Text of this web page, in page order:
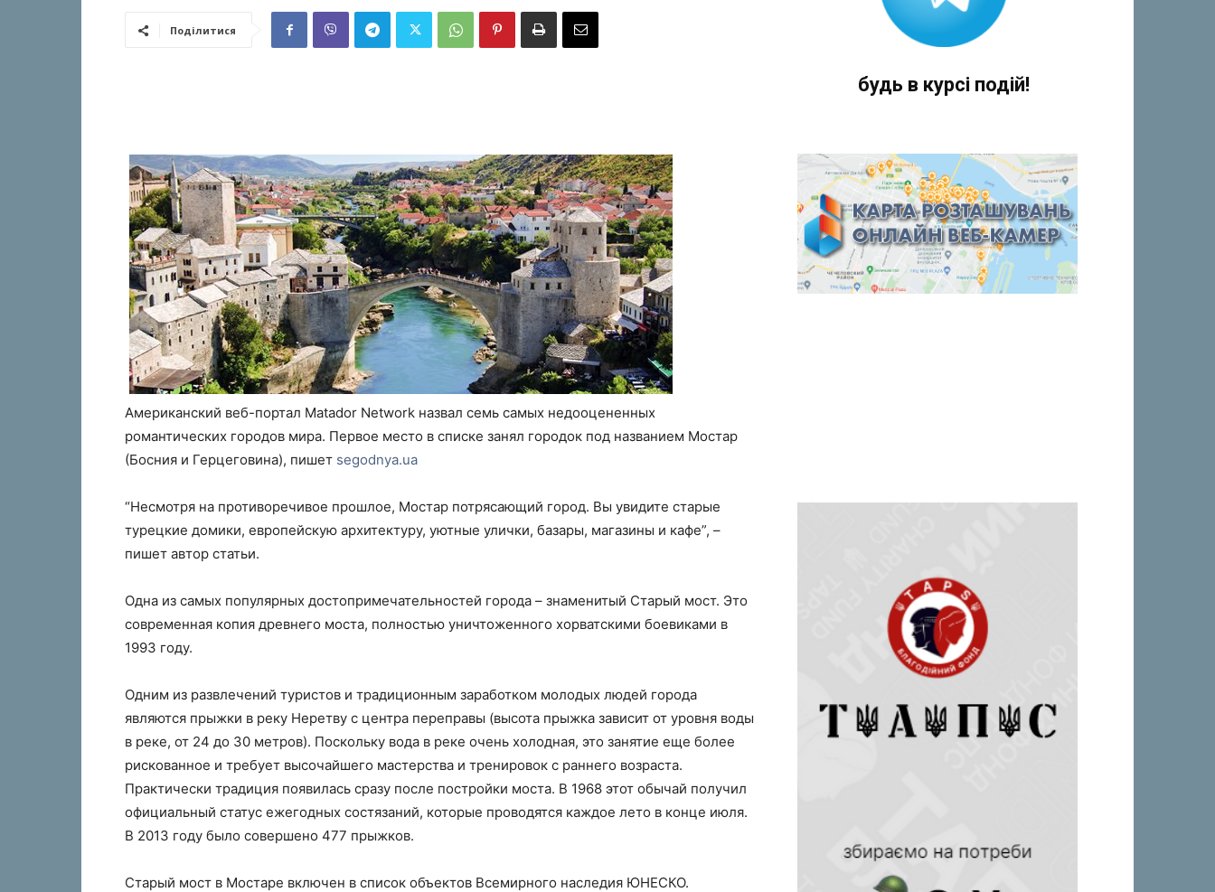
Поділитися
Американский веб-портал Matador Network назвал семь самых недооцененных
романтических городов мира. Первое место в списке занял городок под названием Мостар
(Босния и Герцеговина), пишет segodnya.ua
“Несмотря на противоречивое прошлое, Мостар потрясающий город. Вы увидите старые
турецкие домики, европейскую архитектуру, уютные улички, базары, магазины и кафе”, –
пишет автор статьи.
Одна из самых популярных достопримечательностей города – знаменитый Старый мост. Это
современная копия древнего моста, полностью уничтоженного хорватскими боевиками в
1993 году.
Одним из развлечений туристов и традиционным заработком молодых людей города
являются прыжки в реку Неретву с центра переправы (высота прыжка зависит от уровня воды
в реке, от 24 до 30 метров). Поскольку вода в реке очень холодная, это занятие еще более
рискованное и требует высочайшего мастерства и тренировок с раннего возраста.
Практически традиция появилась сразу после постройки моста. В 1968 этот обычай получил
официальный статус ежегодных состязаний, которые проводятся каждое лето в конце июля.
В 2013 году было совершено 477 прыжков.
Старый мост в Мостаре включен в список объектов Всемирного наследия ЮНЕСКО.
будь в курсі подій!